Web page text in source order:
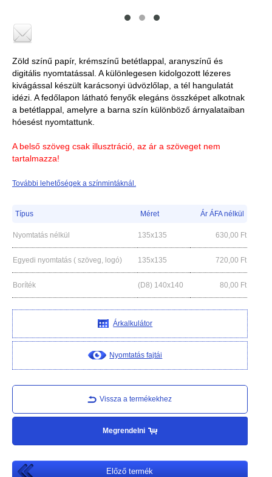
Zöld színű papír, krémszínű betétlappal, aranyszínű és
digitális nyomtatással. A különlegesen kidolgozott lézeres
kivágással készült karácsonyi üdvözlőlap, a tél hangulatát
idézi. A fedőlapon látható fenyők elegáns összképet alkotnak
a betétlappal, amelyre a barna szín különböző árnyalataiban
hóesést nyomtattunk.
A belső szöveg csak illusztráció, az ár a szöveget nem
tartalmazza!
További lehetőségek a színmintáknál.
Típus Méret Ár ÁFA nélkül
Nyomtatás nélkül 135x135 630,00 Ft
Egyedi nyomtatás ( szöveg, logó) 135x135 720,00 Ft
Boríték (D8) 140x140 80,00 Ft
Árkalkulátor
Nyomtatás fajtái
Vissza a termékekhez
Megrendelni
Előző termék